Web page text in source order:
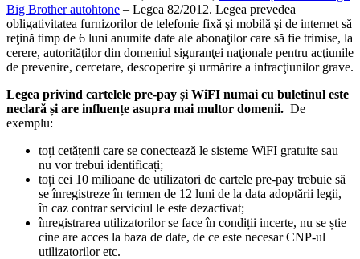
Big Brother autohtone – Legea 82/2012. Legea prevedea
obligativitatea furnizorilor de telefonie fixă şi mobilă şi de internet să
reţină timp de 6 luni anumite date ale abonaţilor care să fie trimise, la
cerere, autorităţilor din domeniul siguranţei naţionale pentru acţiunile
de prevenire, cercetare, descoperire şi urmărire a infracţiunilor grave.
Legea privind cartelele pre-pay și WiFI numai cu buletinul este
neclară și are influențe asupra mai multor domenii. De
exemplu:
toți cetățenii care se conectează le sisteme WiFI gratuite sau
nu vor trebui identificați;
toți cei 10 milioane de utilizatori de cartele pre-pay trebuie să
se înregistreze în termen de 12 luni de la data adoptării legii,
în caz contrar serviciul le este dezactivat;
înregistrarea utilizatorilor se face în condiții incerte, nu se știe
cine are acces la baza de date, de ce este necesar CNP-ul
utilizatorilor etc.